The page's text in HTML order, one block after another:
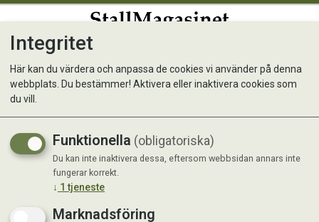
Kong Signature Crunch Rope
Double M
Integritet
Här kan du värdera och anpassa de cookies vi använder på denna
webbplats. Du bestämmer! Aktivera eller inaktivera cookies som
du vill.
Funktionella (obligatoriska)
Du kan inte inaktivera dessa, eftersom webbsidan annars inte
fungerar korrekt.
↓ 1 tjeneste
Marknadsföring